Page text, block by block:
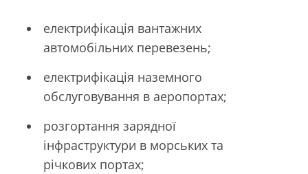
електрифікація вантажних
автомобільних перевезень;
електрифікація наземного
обслуговування в аеропортах;
розгортання зарядної
інфраструктури в морських та
річкових портах;